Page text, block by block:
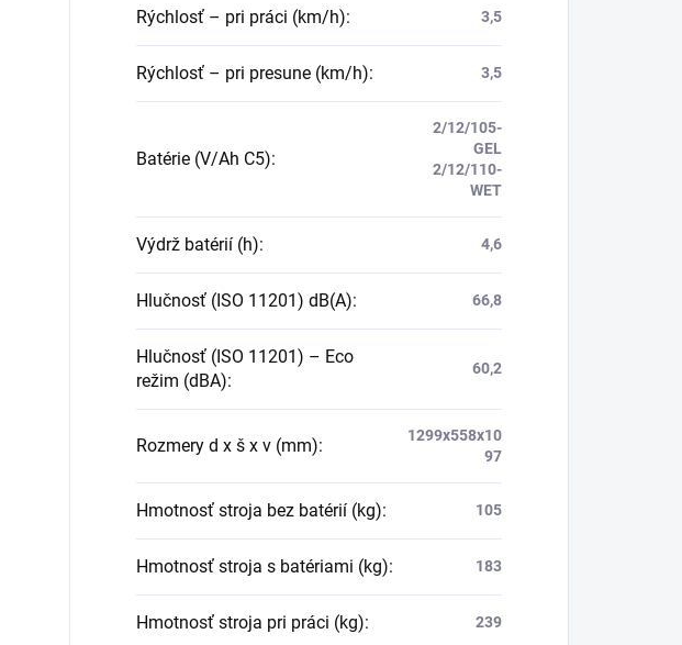
Rýchlosť – pri práci (km/h): 3,5
Rýchlosť – pri presune (km/h): 3,5
Batérie (V/Ah C5):
2/12/105-
GEL
2/12/110-
WET
Výdrž batérií (h): 4,6
Hlučnosť (ISO 11201) dB(A): 66,8
Hlučnosť (ISO 11201) – Eco
režim (dBA):
60,2
Rozmery d x š x v (mm):
1299x558x10
97
Hmotnosť stroja bez batérií (kg): 105
Hmotnosť stroja s batériami (kg): 183
Hmotnosť stroja pri práci (kg): 239